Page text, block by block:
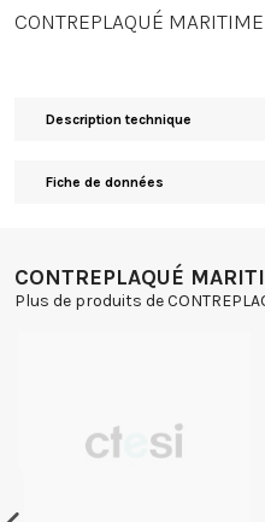
CONTREPLAQUÉ MARITIME
Description technique
Fiche de données
CONTREPLAQUÉ
Plus de produits de